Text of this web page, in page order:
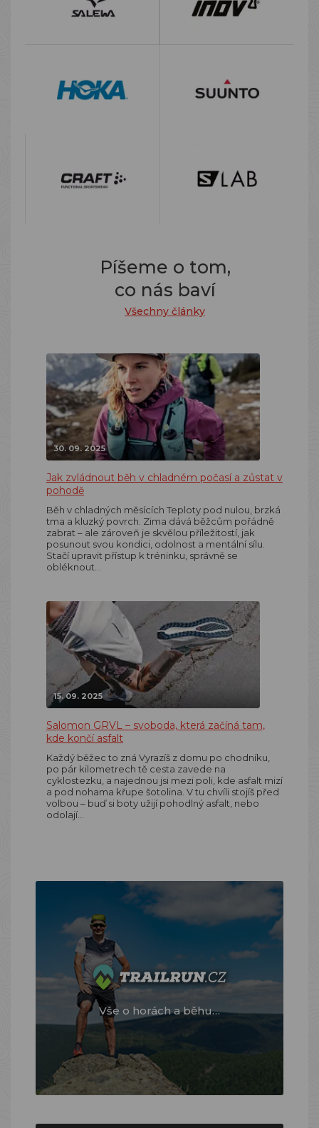
Píšeme o tom,
co nás baví
Všechny články
30. 09. 2025
Jak zvládnout běh v chladném počasí a zůstat v
pohodě
Běh v chladných měsících Teploty pod nulou, brzká
tma a kluzký povrch. Zima dává běžcům pořádně
zabrat – ale zároveň je skvělou příležitostí, jak
posunout svou kondici, odolnost a mentální sílu.
Stačí upravit přístup k tréninku, správně se
obléknout…
15. 09. 2025
Salomon GRVL – svoboda, která začíná tam,
kde končí asfalt
Každý běžec to zná Vyrazíš z domu po chodníku,
po pár kilometrech tě cesta zavede na
cyklostezku, a najednou jsi mezi poli, kde asfalt mizí
a pod nohama křupe šotolina. V tu chvíli stojíš před
volbou – buď si boty užijí pohodlný asfalt, nebo
odolají…
Vše o horách a běhu…